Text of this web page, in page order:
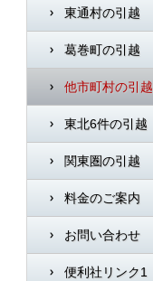
東通村の引越
葛巻町の引越
他市町村の引越
東北6件の引越
関東圏の引越
料金のご案内
お問い合わせ
便利社リンク1